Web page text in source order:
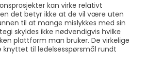
kan virke relativt
det betyr ikke at de vil være uten
til at mange mislykkes med sin
skyldes ikke nødvendigvis hvilke
plattform man bruker. De virkelige
knyttet til ledelsesspørsmål rundt